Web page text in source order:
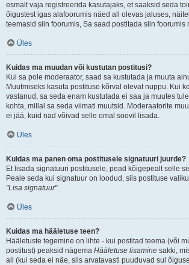
esmalt vaja registreerida kasutajaks, et saaksid seda
õigustest igas alafoorumis näed all olevas jaluses,
teemasid siin foorumis, Sa saad postitada siin foorumis
Üles
Kuidas ma muudan või kustutan postitusi?
Kui sa pole moderaator, saad sa kustutada ja muuta
Muutmiseks kasuta postituse kõrval olevat nuppu. Kui
vastanud, sa seda enam kustutada ei saa ja muutes
kohta, millal sa seda viimati muutsid. Moderaatorite
ei jää, kuid nad võivad selle omal soovil lisada.
Üles
Kuidas ma panen oma postitusele signatuuri juurde?
Et lisada signatuuri postitusele, pead kõigepealt selle
Peale seda kui signatuur on loodud, siis postituse
"Lisa signatuur".
Üles
Kuidas ma hääletuse teen?
Hääletuste tegemine on lihte - kui postitad teema (või
postitust) peaksid nägema Hääletuse lisamine sakki,
all (kui seda ei näe, siis arvatavasti puuduvad sul